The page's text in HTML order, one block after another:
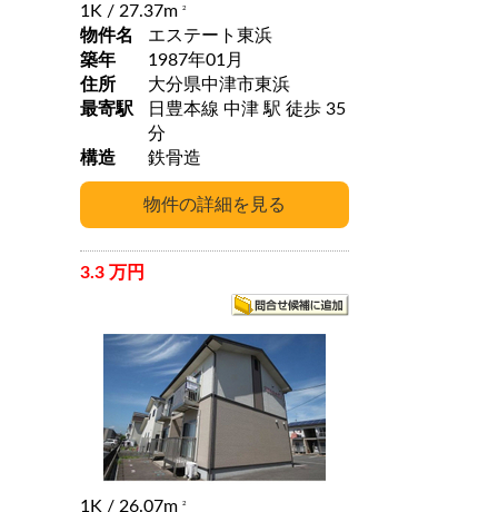
1K / 27.37m 2
物件名
エステート東浜
築年
1987年01月
住所
大分県中津市東浜
最寄駅
日豊本線 中津 駅 徒歩 35
分
構造
鉄骨造
3.3 万円
1K / 26.07m 2